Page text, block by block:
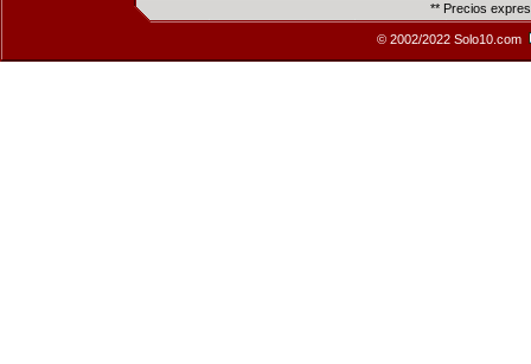
** Precios
© 2002/2022 Solo10.com